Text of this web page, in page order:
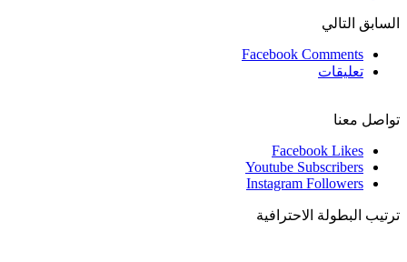
السابق التالي
Facebook Comments
تعليقات
تواصل معنا
Facebook Likes
Youtube Subscribers
Instagram Followers
ترتيب البطولة الاحترافية